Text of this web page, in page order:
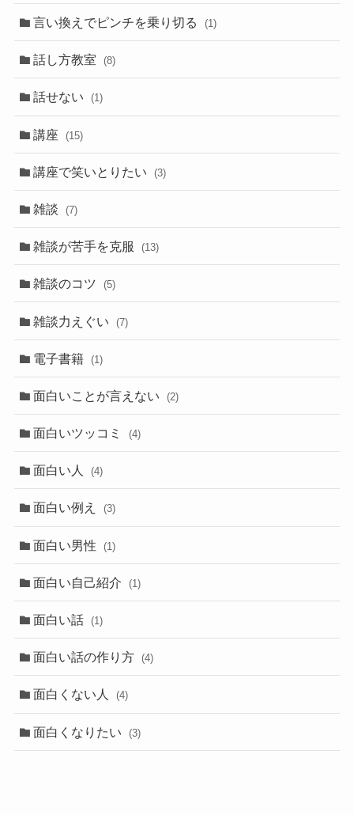
言い換えでピンチを乗り切る (1)
話し方教室 (8)
話せない (1)
講座 (15)
講座で笑いとりたい (3)
雑談 (7)
雑談が苦手を克服 (13)
雑談のコツ (5)
雑談力えぐい (7)
電子書籍 (1)
面白いことが言えない (2)
面白いツッコミ (4)
面白い人 (4)
面白い例え (3)
面白い男性 (1)
面白い自己紹介 (1)
面白い話 (1)
面白い話の作り方 (4)
面白くない人 (4)
面白くなりたい (3)